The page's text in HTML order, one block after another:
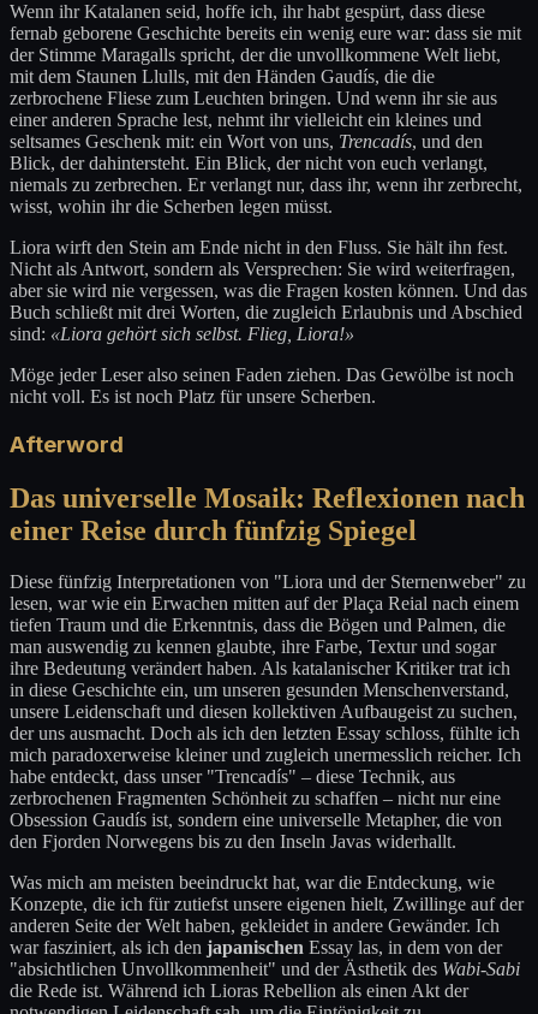
Wenn ihr Katalanen seid, hoffe ich, ihr habt gespürt, dass diese
fernab geborene Geschichte bereits ein wenig eure war: dass sie mit
der Stimme Maragalls spricht, der die unvollkommene Welt liebt,
mit dem Staunen Llulls, mit den Händen Gaudís, die die
zerbrochene Fliese zum Leuchten bringen. Und wenn ihr sie aus
einer anderen Sprache lest, nehmt ihr vielleicht ein kleines und
seltsames Geschenk mit: ein Wort von uns, Trencadís, und den
Blick, der dahintersteht. Ein Blick, der nicht von euch verlangt,
niemals zu zerbrechen. Er verlangt nur, dass ihr, wenn ihr zerbrecht,
wisst, wohin ihr die Scherben legen müsst.
Liora wirft den Stein am Ende nicht in den Fluss. Sie hält ihn fest.
Nicht als Antwort, sondern als Versprechen: Sie wird weiterfragen,
aber sie wird nie vergessen, was die Fragen kosten können. Und das
Buch schließt mit drei Worten, die zugleich Erlaubnis und Abschied
sind: «Liora gehört sich selbst. Flieg, Liora!»
Möge jeder Leser also seinen Faden ziehen. Das Gewölbe ist noch
nicht voll. Es ist noch Platz für unsere Scherben.
Afterword
Das universelle Mosaik: Reflexionen nach
einer Reise durch fünfzig Spiegel
Diese fünfzig Interpretationen von "Liora und der Sternenweber" zu
lesen, war wie ein Erwachen mitten auf der Plaça Reial nach einem
tiefen Traum und die Erkenntnis, dass die Bögen und Palmen, die
man auswendig zu kennen glaubte, ihre Farbe, Textur und sogar
ihre Bedeutung verändert haben. Als katalanischer Kritiker trat ich
in diese Geschichte ein, um unseren gesunden Menschenverstand,
unsere Leidenschaft und diesen kollektiven Aufbaugeist zu suchen,
der uns ausmacht. Doch als ich den letzten Essay schloss, fühlte ich
mich paradoxerweise kleiner und zugleich unermesslich reicher. Ich
habe entdeckt, dass unser "Trencadís" – diese Technik, aus
zerbrochenen Fragmenten Schönheit zu schaffen – nicht nur eine
Obsession Gaudís ist, sondern eine universelle Metapher, die von
den Fjorden Norwegens bis zu den Inseln Javas widerhallt.
Was mich am meisten beeindruckt hat, war die Entdeckung, wie
Konzepte, die ich für zutiefst unsere eigenen hielt, Zwillinge auf der
anderen Seite der Welt haben, gekleidet in andere Gewänder. Ich
war fasziniert, als ich den japanischen Essay las, in dem von der
"absichtlichen Unvollkommenheit" und der Ästhetik des Wabi-Sabi
die Rede ist. Während ich Lioras Rebellion als einen Akt der